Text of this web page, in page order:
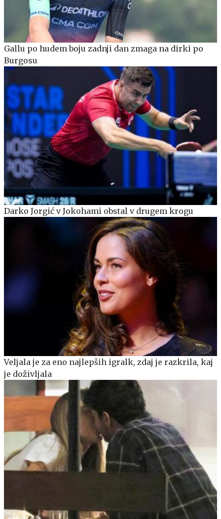
Gallu po hudem boju zadnji dan zmaga na dirki po
Burgosu
Darko Jorgić v Jokohami obstal v drugem krogu
Veljala je za eno najlepših igralk, zdaj je razkrila, kaj
je doživljala